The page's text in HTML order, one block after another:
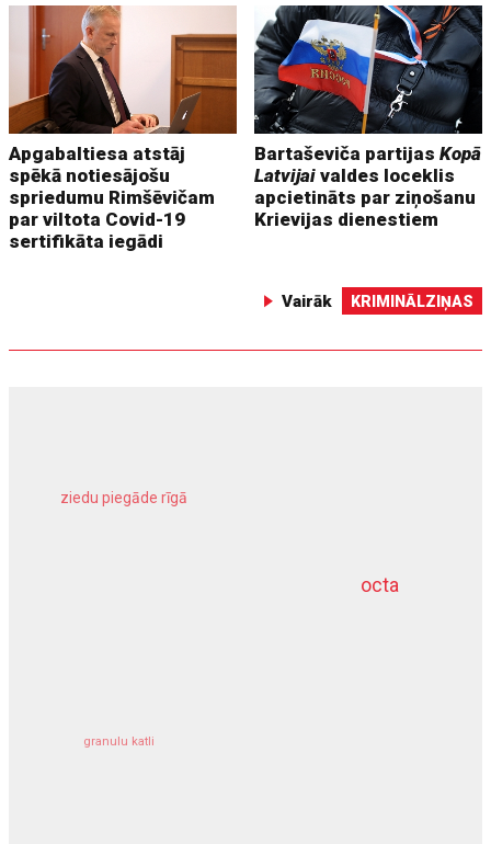
Apgabaltiesa atstāj
spēkā notiesājošu
spriedumu Rimšēvičam
par viltota Covid-19
sertifikāta iegādi
Bartaševiča partijasKopā
Latvijai valdes loceklis
apcietināts par ziņošanu
Krievijas dienestiem
Vairāk KRIMINĀLZIŅAS
octa
ziedu piegāde rīgā
granulu katli
dziļurbums